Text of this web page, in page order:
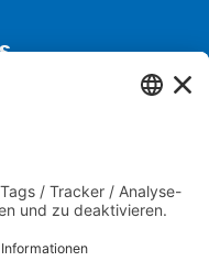
Partnerseiten